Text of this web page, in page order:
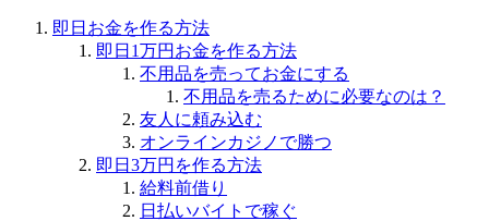
即日お金を作る方法
即日1万円お金を作る方法
不用品を売ってお金にする
不用品を売るために必要なのは？
友人に頼み込む
オンラインカジノで勝つ
即日3万円を作る方法
給料前借り
日払いバイトで稼ぐ